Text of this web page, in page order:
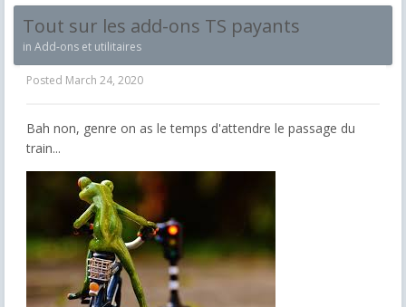
Tout sur les add-ons TS payants
in Add-ons et utilitaires
Posted March 24, 2020
Bah non, genre on as le temps d'attendre le passage du
train...